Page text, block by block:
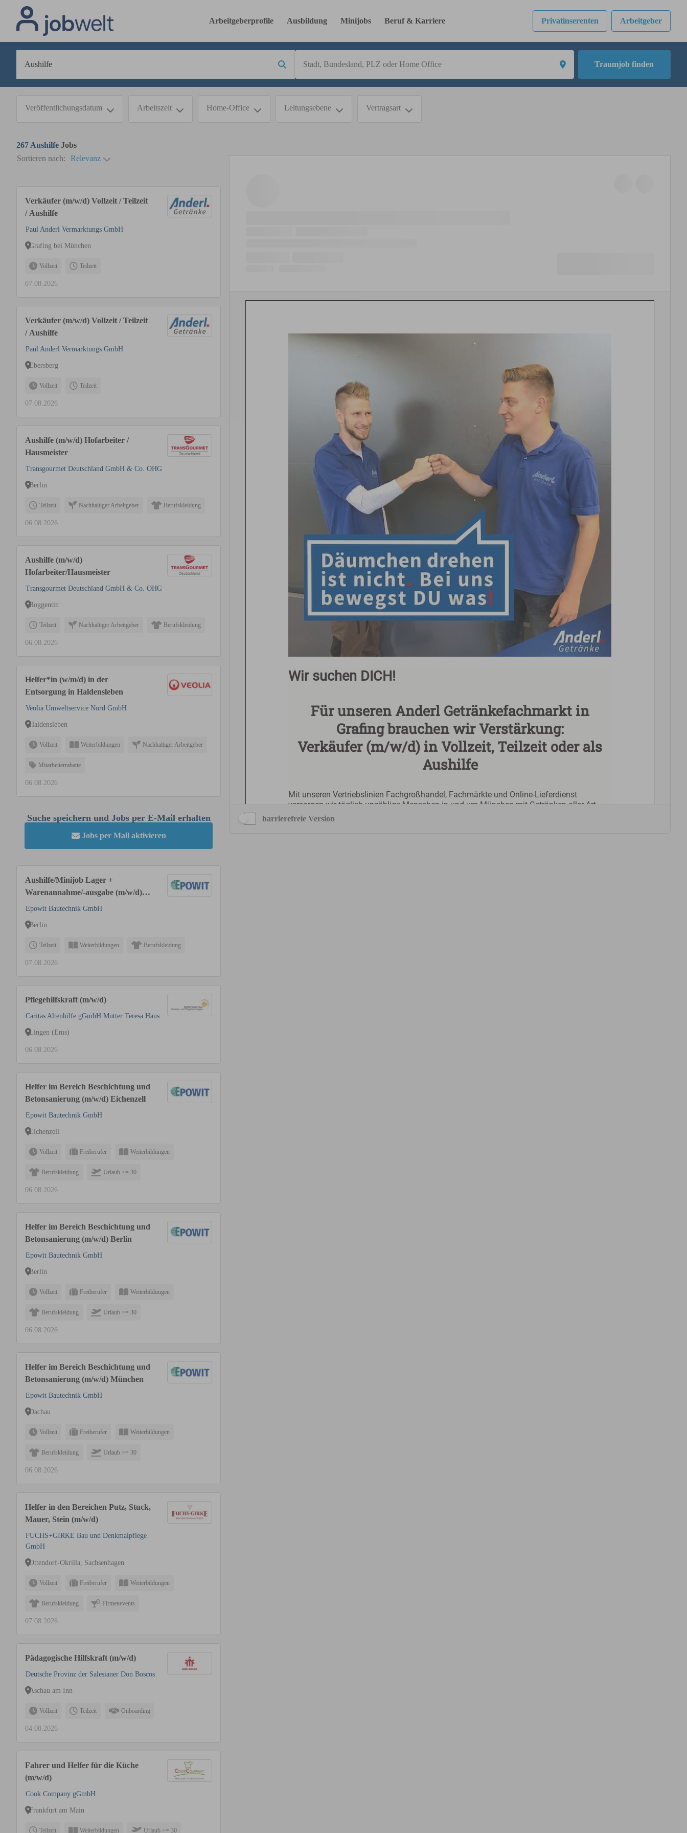
Arbeitgeberprofile Ausbildung Minijobs Beruf & Karriere Privatinserenten Arbeitgeber
Traumjob finden
Veröffentlichungsdatum Arbeitszeit Home-Office Leitungsebene Vertragsart
267 Aushilfe Jobs
Sortieren nach:
Relevanz
Verkäufer (m/w/d) Vollzeit / Teilzeit
/ Aushilfe
Paul Anderl Vermarktungs GmbH
Grafing bei München
Vollzeit Teilzeit
07.08.2026
Verkäufer (m/w/d) Vollzeit / Teilzeit
/ Aushilfe
Paul Anderl Vermarktungs GmbH
Ebersberg
Vollzeit Teilzeit
07.08.2026
Aushilfe (m/w/d) Hofarbeiter /
Hausmeister
Transgourmet Deutschland GmbH & Co. OHG
Berlin
Teilzeit Nachhaltiger Arbeitgeber Berufskleidung
06.08.2026
Aushilfe (m/w/d)
Hofarbeiter/Hausmeister
Transgourmet Deutschland GmbH & Co. OHG
Roggentin
Teilzeit Nachhaltiger Arbeitgeber Berufskleidung
06.08.2026
Helfer*in (w/m/d) in der
Entsorgung in Haldensleben
Veolia Umweltservice Nord GmbH
Haldensleben
Vollzeit Weiterbildungen Nachhaltiger Arbeitgeber
Mitarbeiterrabatte
06.08.2026
Suche speichern und Jobs per E-Mail erhalten
Jobs per Mail aktivieren
Aushilfe/Minijob Lager +
Warenannahme/-ausgabe (m/w/d)
Berlin
Epowit Bautechnik GmbH
Berlin
Teilzeit Weiterbildungen Berufskleidung
07.08.2026
Pflegehilfskraft (m/w/d)
Caritas Altenhilfe gGmbH Mutter Teresa Haus
Lingen (Ems)
06.08.2026
Helfer im Bereich Beschichtung und
Betonsanierung (m/w/d) Eichenzell
Epowit Bautechnik GmbH
Eichenzell
Vollzeit Freiberufer Weiterbildungen
Berufskleidung Urlaub >= 30
06.08.2026
Helfer im Bereich Beschichtung und
Betonsanierung (m/w/d) Berlin
Epowit Bautechnik GmbH
Berlin
Vollzeit Freiberufer Weiterbildungen
Berufskleidung Urlaub >= 30
06.08.2026
Helfer im Bereich Beschichtung und
Betonsanierung (m/w/d) München
Epowit Bautechnik GmbH
Dachau
Vollzeit Freiberufer Weiterbildungen
Berufskleidung Urlaub >= 30
06.08.2026
Helfer in den Bereichen Putz, Stuck,
Mauer, Stein (m/w/d)
FUCHS+GIRKE Bau und Denkmalpflege
GmbH
Ottendorf-Okrilla, Sachsenhagen
Vollzeit Freiberufer Weiterbildungen
Berufskleidung Firmenevents
07.08.2026
Pädagogische Hilfskraft (m/w/d)
Deutsche Provinz der Salesianer Don Boscos
Aschau am Inn
Vollzeit Teilzeit Onboarding
04.08.2026
Fahrer und Helfer für die Küche
(m/w/d)
Cook Company gGmbH
Frankfurt am Main
Teilzeit Weiterbildungen Urlaub >= 30
barrierefreie Version